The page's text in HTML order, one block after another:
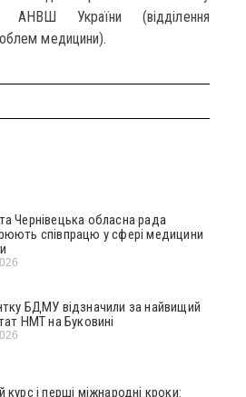
АНВШ України (відділення
медицини).
Чернівецька обласна рада
співпрацю у сфері медицини
БДМУ відзначили за найвищий
НМТ на Буковині
і перші міжнародні кроки: